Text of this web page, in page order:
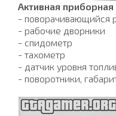
Активная приборная
- поворачивающийся
- рабочие дворники
- спидометр
- тахометр
- датчик уровня
- поворотники,